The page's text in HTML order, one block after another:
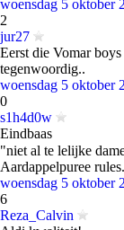
woensdag 5 oktober
2
jur27
Eerst die Vomar
tegenwoordig..
woensdag 5 oktober
0
s1h4d0w
Eindbaas
"niet al te lelijke
Aardappelpuree rules.
woensdag 5 oktober
6
Reza_Calvin